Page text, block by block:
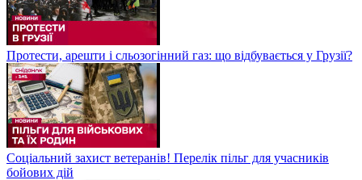
Протести, арешти і сльозогінний газ: що відбувається у Грузії?
Соціальний захист ветеранів! Перелік пільг для учасників
бойових дій